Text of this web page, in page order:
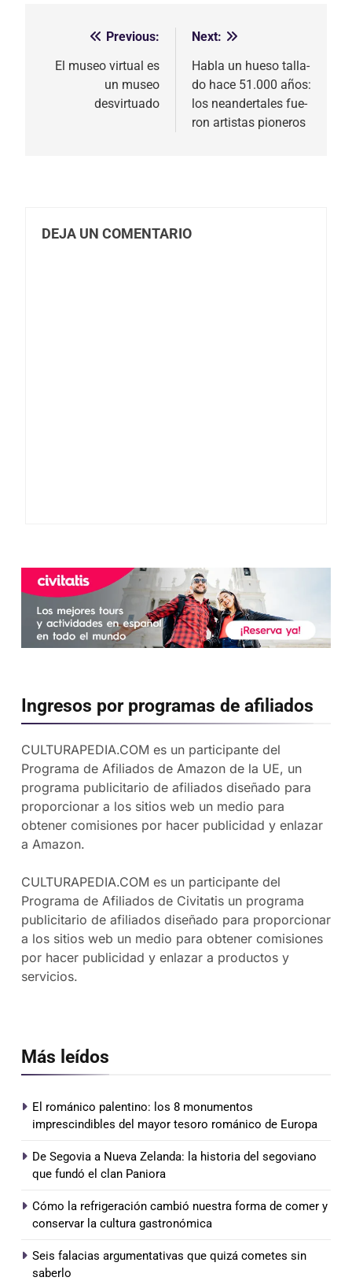
Navegación
de
entradas
Previous:
El museo virtual es
un museo
desvirtuado
Next:
Ha­bla un hue­so ta­lla­
do hace 51.000 años:
los nean­der­ta­les fue­
ron ar­tis­tas pio­ne­ros
DEJA UN COMENTARIO
Ingresos por programas de afiliados
CULTURAPEDIA.COM es un participante del
Programa de Afiliados de Amazon de la UE, un
programa publicitario de afiliados diseñado para
proporcionar a los sitios web un medio para
obtener comisiones por hacer publicidad y enlazar
a Amazon.
CULTURAPEDIA.COM es un participante del
Programa de Afiliados de Civitatis un programa
publicitario de afiliados diseñado para proporcionar
a los sitios web un medio para obtener comisiones
por hacer publicidad y enlazar a productos y
servicios.
Más leídos
El románico palentino: los 8 monumentos
imprescindibles del mayor tesoro románico de Europa
De Segovia a Nueva Zelanda: la historia del segoviano
que fundó el clan Paniora
Cómo la refrigeración cambió nuestra forma de comer y
conservar la cultura gastronómica
Seis falacias argumentativas que quizá cometes sin
saberlo